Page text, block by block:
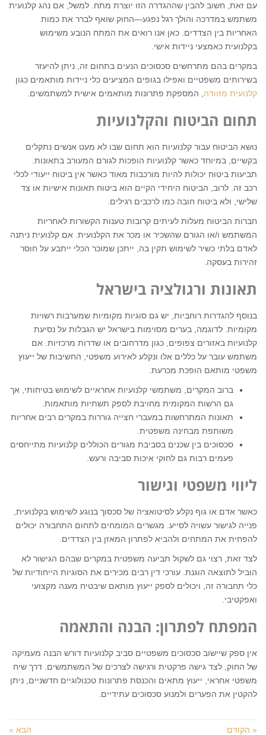
עם זאת, חשוב להבין שההגדרה הזו יוצרת מתח. למשל, אם נהג קלנועית
משתמש במדרכה והולך רגל נפגע—החוק שואף לברר את כמות
האחריות בין הצדדים. כאן אנו רואים את המתח הנובע משימוש
בקלנועית כאמצעי ניידות אישי.
במקרים בהם מתרחשים סכסוכים הנעים בתחום זה, ניתן להיעזר
בשירותים משפטיים ואפילו בגופים המציעים כלי ניידות מותאמים כגון
קלנועית מזוודה , המספקת פתרונות מותאמים אישית למשתמשים.
תחום הביטוח והקלנועיות
נושא הביטוח עבור קלנועיות הוא תחום שבו לא מעט אנשים נתקלים
בקשיים, במיוחד כאשר קלנועיות הופכות לגורם המעורב בתאונות.
תביעות ביטוח יכולות להיות מורכבות מאוד כאשר אין ביטוח ייעודי לכלי
רכב זה. לרוב, הביטוח היחידי הקיים הוא ביטוח תאונות אישיות או צד
שלישי, ולא ביטוח חובה כמו לרכבים רגילים.
חברות הביטוח מעלות לעיתים קרובות טענות הקשורות לאחריות
המשתמש ו/או הגורם שהשכיר או מכר את הקלנועית. אם קלנועית ניתנה
לאדם בלתי כשיר לשימוש תקין בה, ייתכן שמוכר הכלי ייתבע על חוסר
זהירות בעסקה.
תאונות ורגולציה בישראל
בנוסף להגדרות רוחביות, יש גם סוגיות מקומיות שמערבות רשויות
מקומיות. לדוגמה, בערים מסוימות בישראל יש הגבלות על נסיעת
קלנועיות באזורים צפופים, כגון מדרחובים או שדרות מרכזיות. אם
משתמש עובר על כללים אלו ונקלע לאירוע משפטי, החשיבות של ייעוץ
משפטי מותאם הופכת מכרעת.
ברוב המקרים, משתמשי קלנועיות אחראיים לשימוש בטיחותי, אך
גם הרשות המקומית מחויבת לספק תשתיות מותאמות.
תאונות המתרחשות במעברי חצייה גוררות במקרים רבים אחריות
משותפת מבחינה משפטית.
סכסוכים בין שכנים בסביבת מגורים הכוללים קלנועיות מתייחסים
פעמים רבות גם לחוקי איכות סביבה ורעש.
ליווי משפטי וגישור
כאשר אדם או גוף נקלע לסיטואציה של סכסוך בנוגע לשימוש בקלנועית,
פנייה לגישור עשויה לסייע. מגשרים המומחים לתחום התחבורה יכולים
להפחית את המתחים ולהביא לפתרון המאזן בין הצדדים.
לצד זאת, רצוי גם לשקול תביעה משפטית במקרים שבהם הגישור לא
הוביל לתוצאה הוגנת. עורכי דין רבים מכירים את הסוגיות הייחודיות של
כלי תחבורה זה, ויכולים לספק ייעוץ מותאם שיבטיח מענה מקצועי
ואפקטיבי.
המפתח לפתרון: הבנה והתאמה
אין ספק שיישוב סכסוכים משפטיים סביב קלנועיות דורש הבנה מעמיקה
של החוק, לצד גישה פרקטית ורגישה לצרכים של המשתמשים. דרך שיח
משפטי אחראי, ייעוץ מתאים והכנסת פתרונות טכנולוגיים חדשניים, ניתן
להקטין את הפערים ולמנוע סכסוכים עתידיים.
« הקודם הבא »